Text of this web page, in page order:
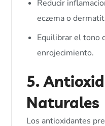
Reducir
eczema o
Equilibrar el tono
enrojecimiento.
5.
Naturales
Los antioxidantes